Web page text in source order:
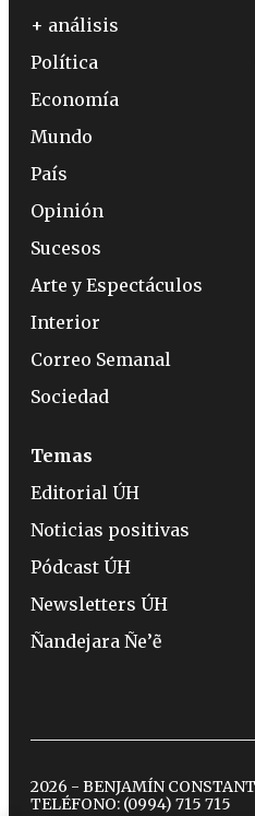
+ análisis
Política
Economía
Mundo
País
Opinión
Sucesos
Arte y Espectáculos
Interior
Correo Semanal
Sociedad
Temas
Editorial ÚH
Noticias positivas
Pódcast ÚH
Newsletters ÚH
Ñandejara Ñe’ẽ
2026 - BENJAMÍN
TELÉFONO: (0994) 715 715